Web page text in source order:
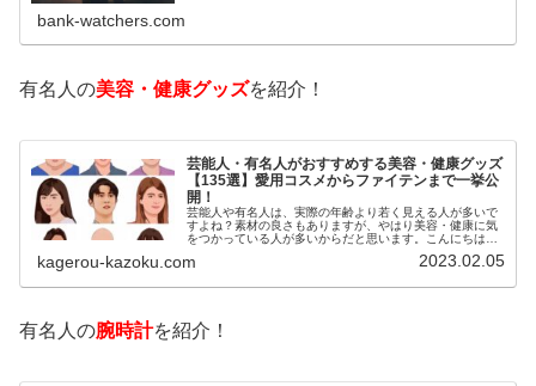
bank-watchers.com
有名人の美容・健康グッズを紹介！
芸能人・有名人がおすすめする美容・健康グッズ
【135選】愛用コスメからファイテンまで一挙公
開！
芸能人や有名人は、実際の年齢より若く見える人が多いで
すよね？素材の良さもありますが、やはり美容・健康に気
をつかっている人が多いからだと思います。こんにちは！
いるのでしょうか？今回は、芸能人…
kagerou-kazoku.com 2023.02.05
有名人の腕時計を紹介！